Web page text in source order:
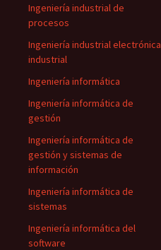
Ingeniería industrial de
procesos
Ingeniería industrial electrónica
industrial
Ingeniería informática
Ingeniería informática de
gestión
Ingeniería informática de
gestión y sistemas de
información
Ingeniería informática de
sistemas
Ingeniería informática del
software